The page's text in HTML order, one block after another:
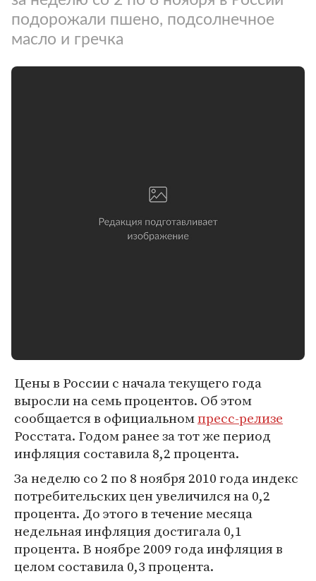
подорожали пшено, подсолнечное
масло и гречка
Цены в России с начала текущего года
выросли на семь процентов. Об этом
сообщается в официальномпресс-релизе
Росстата. Годом ранее за тот же период
инфляция составила 8,2 процента.
За неделю со 2 по 8 ноября 2010 года индекс
потребительских цен увеличился на 0,2
процента. До этого в течение месяца
недельная инфляция достигала 0,1
процента. В ноябре 2009 года инфляция в
целом составила 0,3 процента.